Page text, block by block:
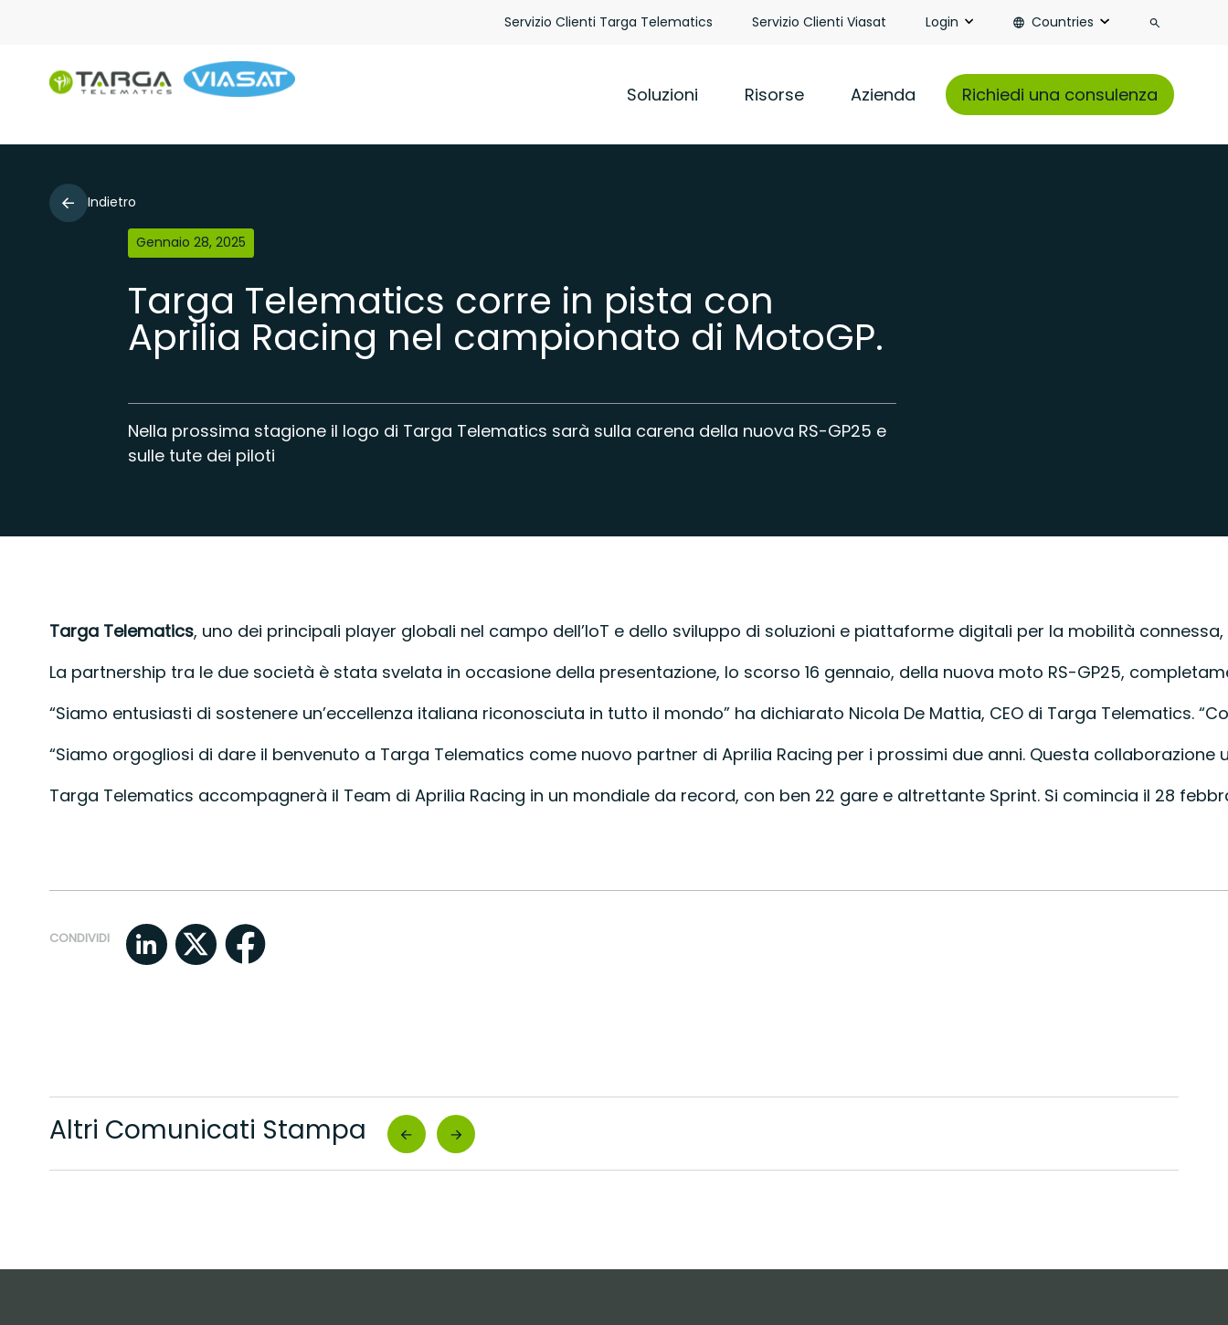
Servizio Clienti Targa Telematics Servizio Clienti Viasat Login Countries
Soluzioni Risorse Azienda Richiedi una consulenza
Indietro
Gennaio 28, 2025
Targa Telematics corre in pista con
Aprilia Racing nel campionato di MotoGP.
Nella prossima stagione il logo di Targa Telematics sarà sulla carena della nuova RS-GP25 e
sulle tute dei piloti
Targa Telematics, uno dei principali player globali nel campo dell’IoT e dello sviluppo di soluzioni e piattaforme digitali per la mobilità
La partnership tra le due società è stata svelata in occasione della presentazione, lo scorso 16 gennaio, della nuova moto RS-GP25,
“Siamo entusiasti di sostenere un’eccellenza italiana riconosciuta in tutto il mondo” ha dichiarato Nicola De Mattia, CEO di Targa
“Siamo orgogliosi di dare il benvenuto a Targa Telematics come nuovo partner di Aprilia Racing per i prossimi due anni. Questa
Targa Telematics accompagnerà il Team di Aprilia Racing in un mondiale da record, con ben 22 gare e altrettante Sprint. Si comincia il 28
CONDIVIDI
Altri Comunicati Stampa